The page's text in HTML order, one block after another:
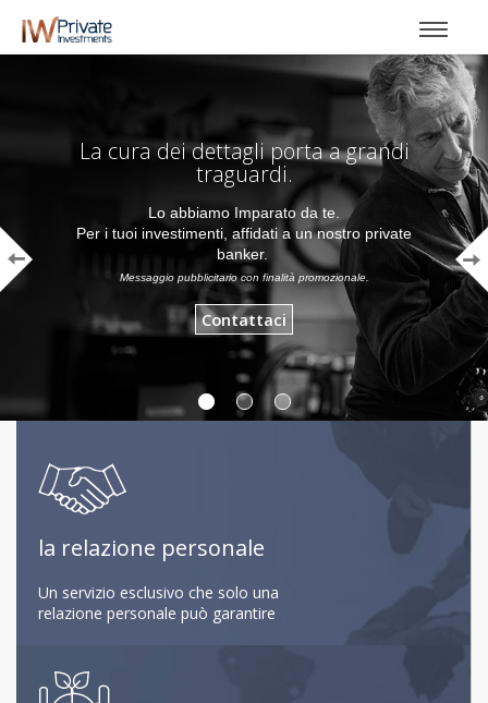
La cura dei dettagli porta a grandi
traguardi.
Lo abbiamo Imparato da te.
Per i tuoi investimenti, affidati a un nostro private
banker.
Messaggio pubblicitario con finalità promozionale.
Contattaci
Fideuram – Intesa
la relazione personale
Un servizio esclusivo che solo una
relazione personale può garantire